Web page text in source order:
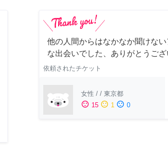
他の人間からはなかなか聞けな
な出会いでした、ありがとうござ
依頼されたチケット
女性 / / 東京都
sentiment_satisfied 15 sentiment_neutral 1 sentiment_dissatisfied 0